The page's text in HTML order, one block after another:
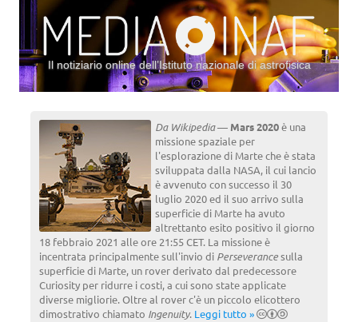
Il notiziario online dell’Istituto nazionale di astrofisica
Da Wikipedia— Mars 2020è una
missione spaziale per
l'esplorazione di Marte che è stata
sviluppata dalla NASA, il cui lancio
è avvenuto con successo il 30
luglio 2020 ed il suo arrivo sulla
superficie di Marte ha avuto
altrettanto esito positivo il giorno
18 febbraio 2021 alle ore 21:55 CET. La missione è
incentrata principalmente sull'invio di Perseverancesulla
superficie di Marte, un rover derivato dal predecessore
Curiosity per ridurre i costi, a cui sono state applicate
diverse migliorie. Oltre al rover c'è un piccolo elicottero
dimostrativo chiamato Ingenuity. Leggi tutto »